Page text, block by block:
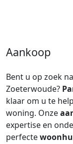
Aankoop
Bent u op zoek
Zoeterwoude?
klaar om u te
woning. Onze
expertise en
perfecte